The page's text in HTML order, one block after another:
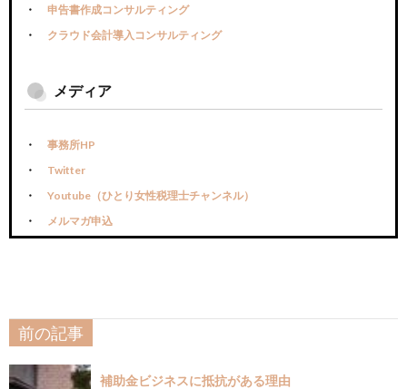
申告書作成コンサルティング
クラウド会計導入コンサルティング
メディア
事務所HP
Twitter
Youtube（ひとり女性税理士チャンネル）
メルマガ申込
前の記事
補助金ビジネスに抵抗がある理由